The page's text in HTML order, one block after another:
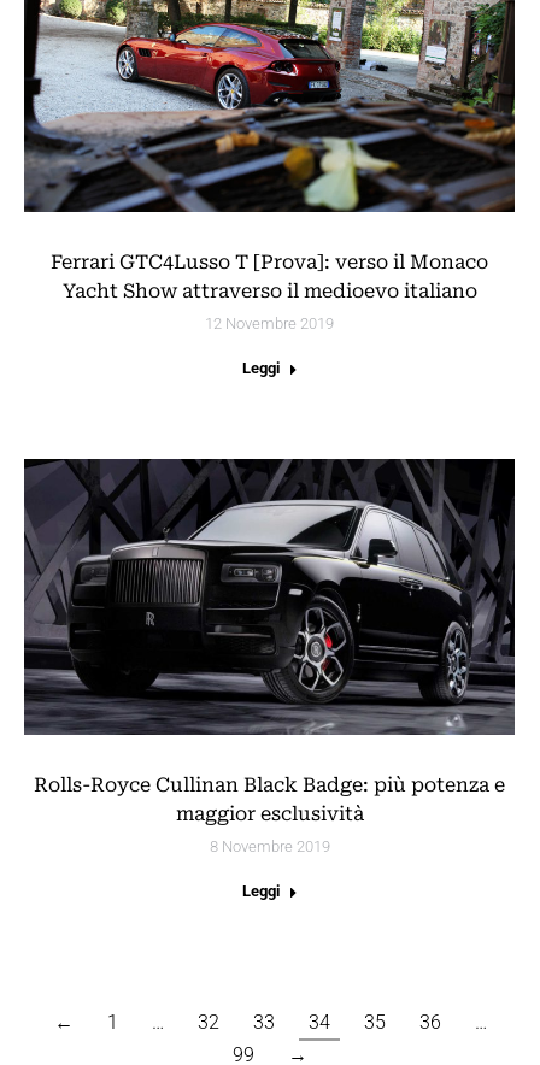
Ferrari GTC4Lusso T [Prova]: verso il Monaco
Yacht Show attraverso il medioevo italiano
12 Novembre 2019
Leggi
Rolls-Royce Cullinan Black Badge: più potenza e
maggior esclusività
8 Novembre 2019
Leggi
← 1 … 32 33 34 35 36
…
99
→